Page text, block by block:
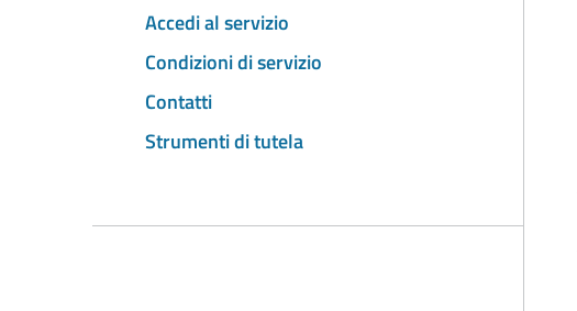
Accedi al servizio
Condizioni di servizio
Contatti
Strumenti di tutela